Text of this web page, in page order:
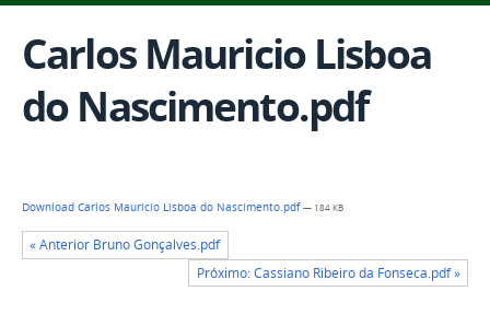
Carlos Mauricio Lisboa
do Nascimento.pdf
Download Carlos Mauricio Lisboa do Nascimento.pdf— 184 KB
« Anterior Bruno Gonçalves.pdf
Próximo: Cassiano Ribeiro da Fonseca.pdf »